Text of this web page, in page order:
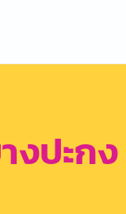
างปะ